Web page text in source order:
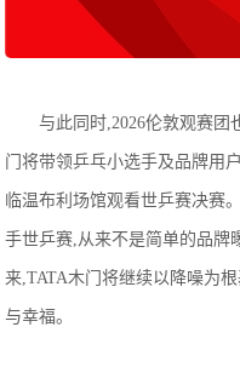
与此同时,2026伦敦观赛团
门将带领乒乓小选手及品牌用
临温布利场馆观看世乒赛决赛
手世乒赛,从来不是简单的品牌
来,TATA木门将继续以降噪为
与幸福。